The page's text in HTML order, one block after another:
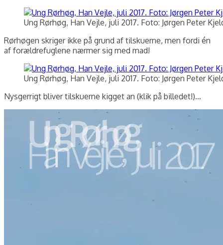
Ung Rørhøg, Han Vejle, juli 2017. Foto: Jørgen Peter
Rørhøgen skriger ikke på grund af tilskuerne, men fordi én
af forældrefuglene nærmer sig med mad!
Ung Rørhøg, Han Vejle, juli 2017. Foto: Jørgen Peter
Nysgerrigt bliver tilskuerne kigget an (klik på billedet!)…